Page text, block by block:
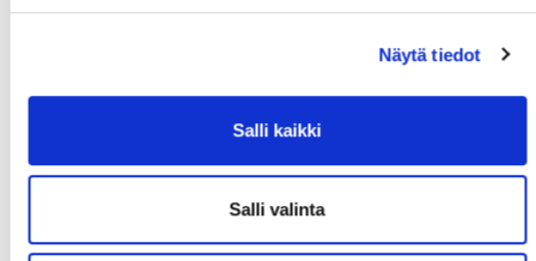
Näytä tiedot
Salli kaikki
Salli valinta